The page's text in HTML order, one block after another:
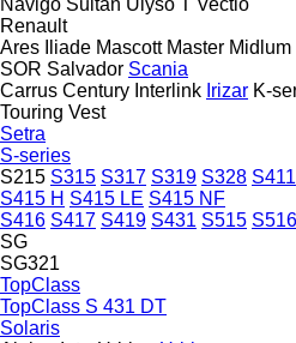
Renault
Ares
Iliade Mascott Master Midlum
SOR Salvador Scania
Carrus Century Interlink Irizar K-
Touring Vest
Setra
S-series
S215 S315 S317 S319 S328 S411
S415 H S415 LE S415 NF
S416 S417 S419 S431 S515 S516
SG
SG321
TopClass
TopClass S 431 DT
Solaris